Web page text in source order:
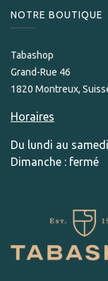
NOTRE BOUTIQUE
Tabashop
Grand-Rue 46
1820 Montreux,
Horaires
Du lundi au
Dimanche : fermé